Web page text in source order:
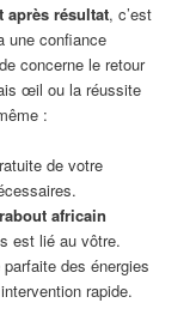
après résultat, c’est
une confiance
concerne le retour
œil ou la réussite
:
de votre
africain
est lié au vôtre.
des énergies
rapide.